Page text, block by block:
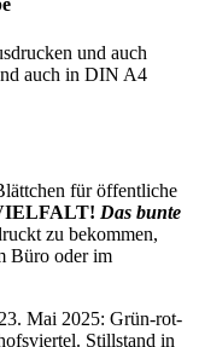
und auch
auch in DIN A4
für öffentliche
Das bunte
zu bekommen,
Büro oder im
Mai 2025: Grün-rot-
Stillstand in